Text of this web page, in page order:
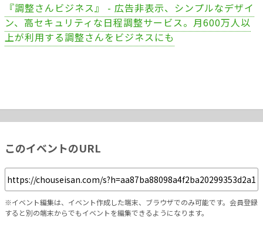
『調整さんビジネス』 - 広告非表示、シンプルなデザイ
ン、高セキュリティな日程調整サービス。月600万人以
上が利用する調整さんをビジネスにも
このイベントのURL
※イベント編集は、イベント作成した端末、ブラウザでのみ可能です。会員登録
すると別の端末からでもイベントを編集できるようになります。